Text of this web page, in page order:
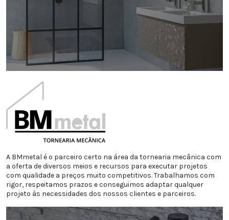
A BMmetal é o parceiro certo na área da tornearia mecânica com
a oferta de diversos meios e recursos para executar projetos
com qualidade a preços muito competitivos. Trabalhamos com
rigor, respeitamos prazos e conseguimos adaptar qualquer
projeto às necessidades dos nossos clientes e parceiros.